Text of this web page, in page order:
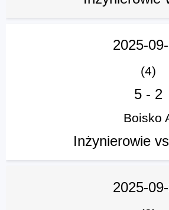
2025-
(4)
5 - 2
Boisko
Inżynierowie
2025-